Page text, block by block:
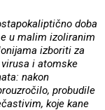
doba
u malim izoliranim
izboriti za
i atomske
nakon
probudile
koje kane